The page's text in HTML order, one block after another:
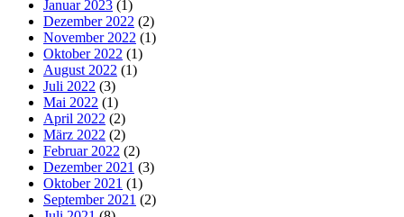
Januar 2023 (1)
Dezember 2022 (2)
November 2022 (1)
Oktober 2022 (1)
August 2022 (1)
Juli 2022 (3)
Mai 2022 (1)
April 2022 (2)
März 2022 (2)
Februar 2022 (2)
Dezember 2021 (3)
Oktober 2021 (1)
September 2021 (2)